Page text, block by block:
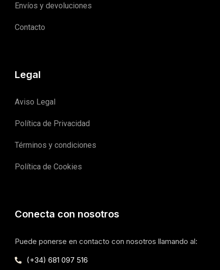
Envíos y devoluciones
Contacto
Legal
Aviso Legal
Política de Privacidad
Términos y condiciones
Política de Cookies
Conecta con nosotros
Puede ponerse en contacto con nosotros llamando al:
(+34) 681 097 516